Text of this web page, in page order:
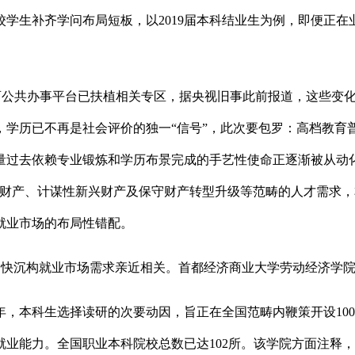
生补齐学问布局短板，以2019届本科结业生为例，即便正
办事平台已扶植相关专区，据央视旧事此前报道，这些变
历已不再是社会评价的独一“信号”，此次要包罗：高档教
去依赖专业锻炼和学历布景完成的手艺性使命正逐渐被从
、计谋性新兴财产及保守财产转型升级等范畴的人才需求
市场的布局性错配。
构就业市场需求亲近相关。首都经济商业大学劳动经济学
科生选择读研的次要动因，旨正在全国范畴内鞭策开设
能力。全国职业本科院校总数已达102所。该学院方面注释